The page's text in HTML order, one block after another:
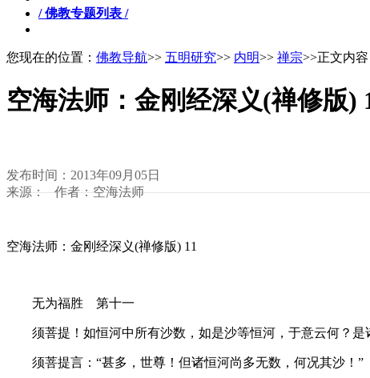
/ 佛教专题列表 /
您现在的位置： 佛教导航>> 五明研究>> 内明>> 禅宗>>正文内容
空海法师：金刚经深义(禅修版)
发布时间：2013年09月05日
来源： 作者：空海法师
空海法师：金刚经深义(禅修版) 11
无为福胜 第十一
须菩提！如恒河中所有沙数，如是沙等恒河，于意云何？是
须菩提言：“甚多，世尊！但诸恒河尚多无数，何况其沙！”